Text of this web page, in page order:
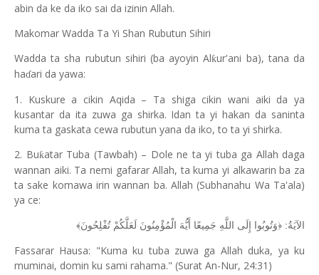
abin da ke da iko sai da izinin Allah.
Makomar Wadda Ta Yi Shan Rubutun Sihiri
Wadda ta sha rubutun sihiri (ba ayoyin Alƙur'ani ba), tana da
haɗari da yawa:
1. Kuskure a cikin Aqida – Ta shiga cikin wani aiki da ya
kusantar da ita zuwa ga shirka. Idan ta yi hakan da saninta
kuma ta gaskata cewa rubutun yana da iko, to ta yi shirka.
2. Buƙatar Tuba (Tawbah) – Dole ne ta yi tuba ga Allah daga
wannan aiki. Ta nemi gafarar Allah, ta kuma yi alkawarin ba za
ta sake komawa irin wannan ba. Allah (Subhanahu Wa Ta'ala)
ya ce:
الآيَةُ: ﴿وَتُوبُوا إِلَى اللَّهِ جَمِيعًا أَيُّهَ الْمُؤْمِنُونَ لَعَلَّكُمْ تُفْلِحُونَ﴾
Fassarar Hausa: "Kuma ku tuba zuwa ga Allah duka, ya ku
muminai, domin ku sami rahama." (Surat An-Nur, 24:31)